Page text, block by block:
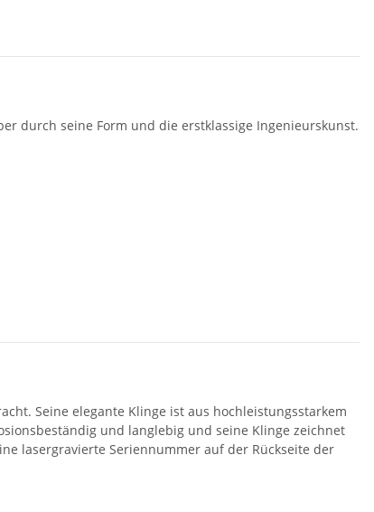
durch seine Form und die erstklassige Ingenieurskunst.
Seine elegante Klinge ist aus hochleistungsstarkem
und langlebig und seine Klinge zeichnet
lasergravierte Seriennummer auf der Rückseite der